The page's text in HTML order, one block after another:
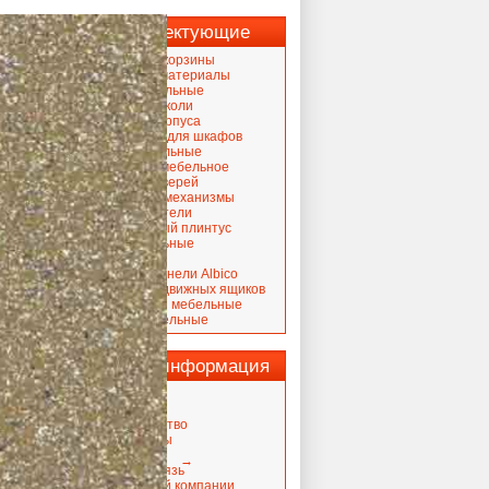
→
Комплектующие
Выдвижные корзины
Кромочные материалы
Крючки мебельные
Кухонные цоколи
ЛДСП для корпуса
Наполнение для шкафов
Опоры мебельные
Освещение мебельное
Петли для дверей
Подъемные механизмы
Посудосушители
Пристеночный плинтус
Ручки мебельные
Скинали
Стеновые панели Albico
Системы выдвижных ящиков
Столешницы мебельные
Фасады мебельные
Важная информация
Новости
Гарантия
Сотрудничество
Сертификаты
Вакансии
Обратная связь